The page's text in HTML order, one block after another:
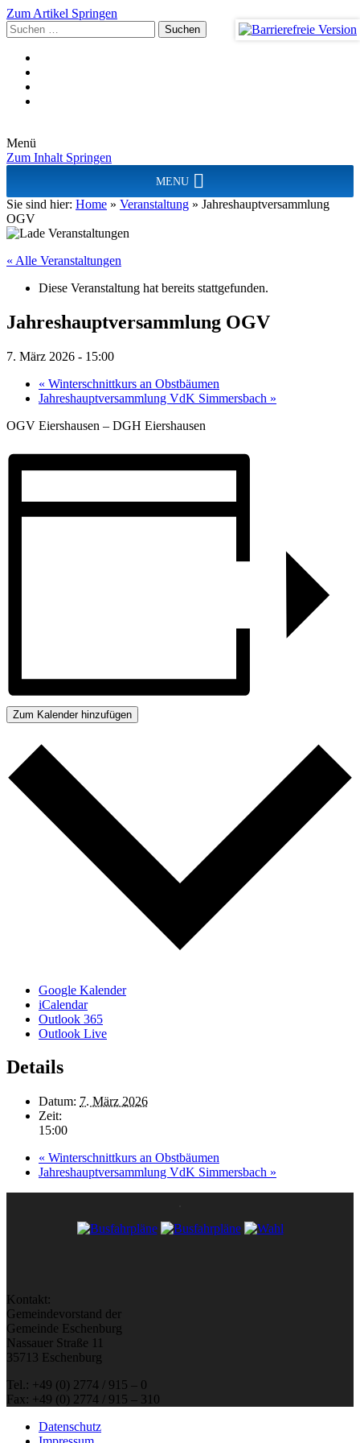
Zum Artikel Springen
Suchen
nach:
Menü
Zum Inhalt Springen
MENU
Sie sind hier: Home » Veranstaltung » Jahreshauptversammlung
OGV
« Alle Veranstaltungen
Diese Veranstaltung hat bereits stattgefunden.
Jahreshauptversammlung OGV
7. März 2026 - 15:00
« Winterschnittkurs an Obstbäumen
Jahreshauptversammlung VdK Simmersbach »
OGV Eiershausen – DGH Eiershausen
Zum Kalender hinzufügen
Google Kalender
iCalendar
Outlook 365
Outlook Live
Details
Datum: 7. März 2026
Zeit:
15:00
« Winterschnittkurs an Obstbäumen
Jahreshauptversammlung VdK Simmersbach »
Kontakt:
Gemeindevorstand der
Gemeinde Eschenburg
Nassauer Straße 11
35713 Eschenburg
Tel.: +49 (0) 2774 / 915 – 0
Fax: +49 (0) 2774 / 915 – 310
Datenschutz